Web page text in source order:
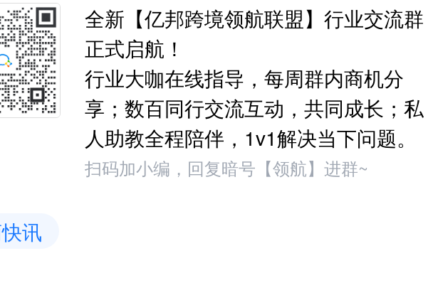
全新【亿邦跨境领航联盟】行业交流群
正式启航！
行业大咖在线指导，每周群内商机分
享；数百同行交流互动，共同成长；私
人助教全程陪伴，1v1解决当下问题。
扫码加小编，回复暗号【领航】进群~
讯